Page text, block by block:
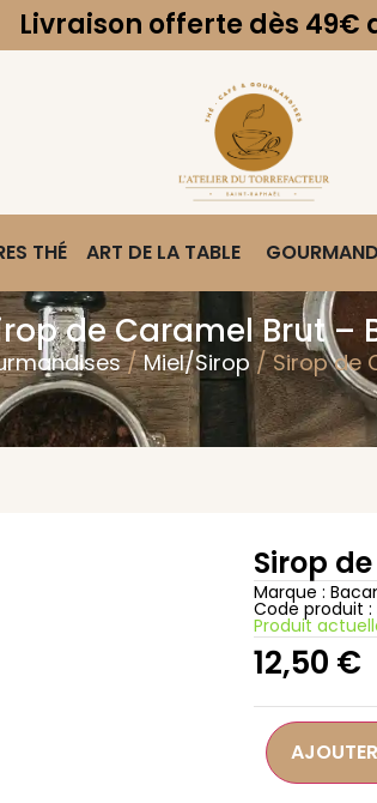
offerte dès 49€ d'achat.
THÉ ART DE LA TABLE
de Caramel Brut –
/Miel/Sirop / Sirop de
Sirop
Marque :
Code produit
Produit
12,50 €